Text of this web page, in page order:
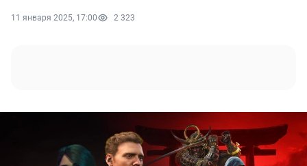
11 января 2025, 17:00 2 323